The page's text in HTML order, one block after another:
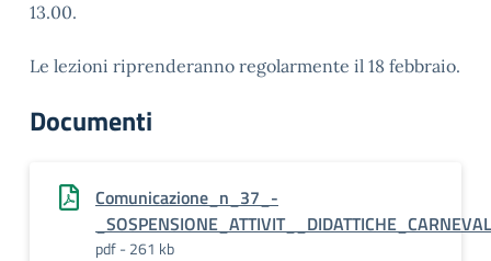
13.00.
Le lezioni riprenderanno regolarmente il 18 febbraio.
Documenti
Comunicazione_n_37_-
pdf - 261 kb